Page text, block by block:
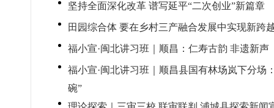
坚持全面深化改革 谱写延平“二次创业”新篇章
田园综合体 要在乡村三产融合发展中实现新跨
福小宣·闽北讲习班｜顺昌：仁寿古韵 非遗新声
福小宣·闽北讲习班｜顺昌县国有林场岚下分场
碗”